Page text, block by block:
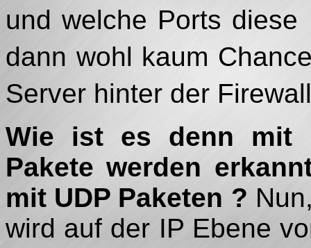
und welche Ports
dann wohl kaum
Server hinter der
Wie ist es denn mit
Pakete werden
mit UDP Paketen ?
wird auf der IP Ebene